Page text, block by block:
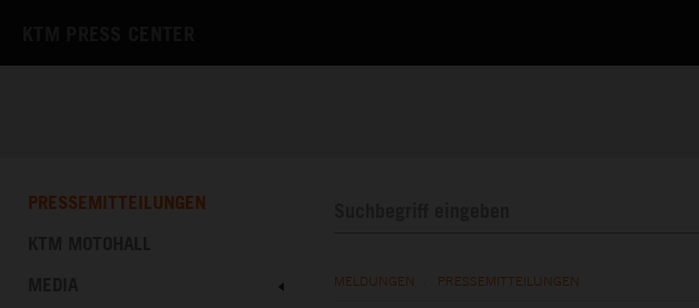
PRESSEMITTEILUNGEN
MELDUNGEN PRESSEMITTEILUNGEN